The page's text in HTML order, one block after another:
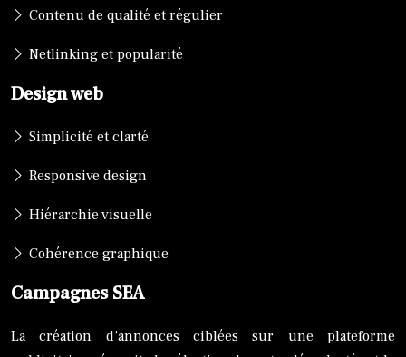
Contenu de qualité et régulier
Netlinking et popularité
Design web
Simplicité et clarté
Responsive design
Hiérarchie visuelle
Cohérence graphique
Campagnes SEA
La création d’annonces ciblées sur une plateforme